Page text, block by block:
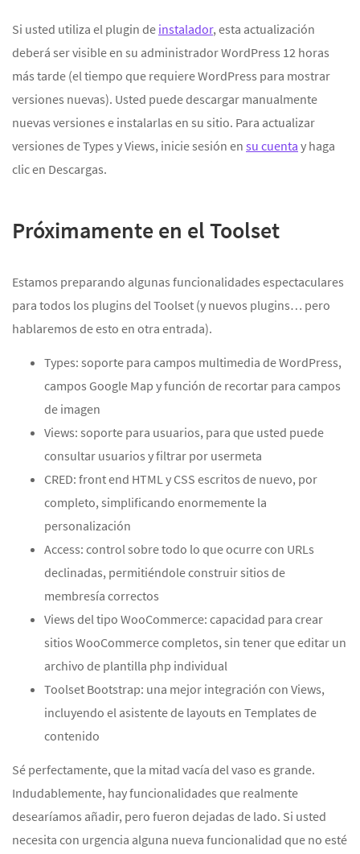
Si usted utiliza el plugin de instalador, esta actualización
deberá ser visible en su administrador WordPress 12 horas
más tarde (el tiempo que requiere WordPress para mostrar
versiones nuevas). Usted puede descargar manualmente
nuevas versiones e instalarlas en su sitio. Para actualizar
versiones de Types y Views, inicie sesión en su cuenta y haga
clic en Descargas.
Próximamente en el Toolset
Estamos preparando algunas funcionalidades espectaculares
para todos los plugins del Toolset (y nuevos plugins… pero
hablaremos de esto en otra entrada).
Types: soporte para campos multimedia de WordPress,
campos Google Map y función de recortar para campos
de imagen
Views: soporte para usuarios, para que usted puede
consultar usuarios y filtrar por usermeta
CRED: front end HTML y CSS escritos de nuevo, por
completo, simplificando enormemente la
personalización
Access: control sobre todo lo que ocurre con URLs
declinadas, permitiéndole construir sitios de
membresía correctos
Views del tipo WooCommerce: capacidad para crear
sitios WooCommerce completos, sin tener que editar un
archivo de plantilla php individual
Toolset Bootstrap: una mejor integración con Views,
incluyendo el asistente de layouts en Templates de
contenido
Sé perfectamente, que la mitad vacía del vaso es grande.
Indudablemente, hay funcionalidades que realmente
desearíamos añadir, pero fueron dejadas de lado. Si usted
necesita con urgencia alguna nueva funcionalidad que no esté